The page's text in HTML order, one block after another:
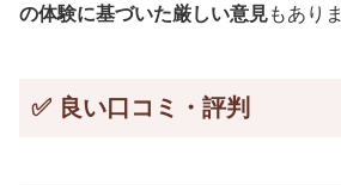
の体験に基づいた厳しい意見もあり
✅ 良い口コミ・評判